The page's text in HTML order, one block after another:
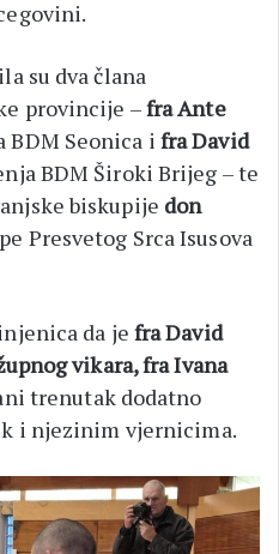
su dva člana
provincije –fra Ante
BDM Seonica i fra David
BDM Široki Brijeg – te
biskupije don
Presvetog Srca Isusova
da je fra David
vikara, fra Ivana
trenutak dodatno
i njezinim vjernicima.